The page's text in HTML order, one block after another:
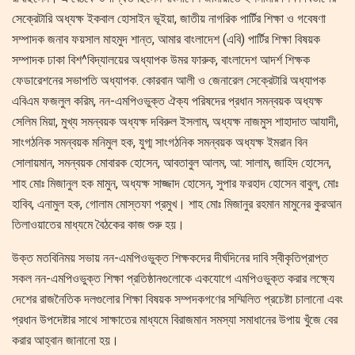
সেক্রেটারি অধ্যক্ষ ইকবাল হোসাইন ভূইয়া, জাতীয় নাগরিক পার্টির শিক্ষা ও গবেষণা
সম্পাদক জনাব ফয়সাল মাহমুদ শান্ত, আমার বাংলাদেশ (এবি) পার্টির শিক্ষা বিষয়ক
সম্পাদক ঢাকা বিশ^বিদ্যালয়ের অধ্যাপক উমর ফারুক, বাংলাদেশ আদর্শ শিক্ষক
ফেডারেশনের সভাপতি অধ্যাপক. কোরবান আলী ও জেনারেল সেক্রেটারি অধ্যাপক
এবিএম ফজলুল করিম, নন-এমপিওভুক্ত ঐক্য পরিষদের প্রধান সমন্বয়ক অধ্যক্ষ
সেলিম মিয়া, মুখ্য সমন্বয়ক অধ্যক্ষ দবিরুল ইসলাম, অধ্যক্ষ নাজমুস শাহাদাত আযাদী,
সাংগঠনিক সমন্বয়ক মনিমুল হক, যুগ্ম সাংগঠনিক সমন্বয়ক অধ্যক্ষ ইমরান বিন
সোলায়মান, সমন্বয়ক মোবারক হোসেন, আবতাবুল আলম, আ: সালাম, জাহিদ হোসেন,
শাহ মোঃ মিজানুল হক মামুন, অধ্যক্ষ সাজ্জাদ হোসেন, সুপার ফরহাদ হোসেন বাবুল, মোঃ
হাবিব, এনামুল হক, গোলাম মোস্তফা প্রমুখ। শাহ মোঃ মিজানুর রহমান মামুনের কুরআন
তিলাওয়াতের মাধ্যমে বৈঠকের কাজ শুরু হয়।
উক্ত মতবিনিময় সভায় নন-এমপিওভুক্ত শিক্ষকদের দীর্ঘদিনের দাবি স্বীকৃতিপ্রাপ্ত
সকল নন-এমপিওভুক্ত শিক্ষা প্রতিষ্ঠানগুলোকে একযোগে এমপিওভুক্ত করার লক্ষ্যে
দেশের রাজনৈতিক দলগুলোর শিক্ষা বিষয়ক সম্পদকগণের সম্মিলিত প্রচেষ্টা চালানো এবং
প্রধান উপদেষ্টার সাথে সাক্ষাতের মাধ্যমে বিরাজমান সমস্যা সমাধানের উপায় খুঁজে বের
করার আহ্বান জানানো হয়।